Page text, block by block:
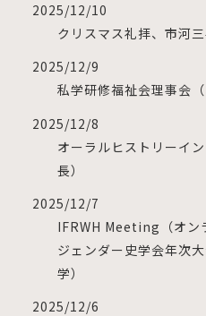
2025/12/10
クリスマス礼拝、市河
2025/12/9
私学研修福祉会理事会（
2025/12/8
オーラルヒストリーイ
長）
2025/12/7
IFRWH Meeting（オン
ジェンダー史学会年次
学）
2025/12/6